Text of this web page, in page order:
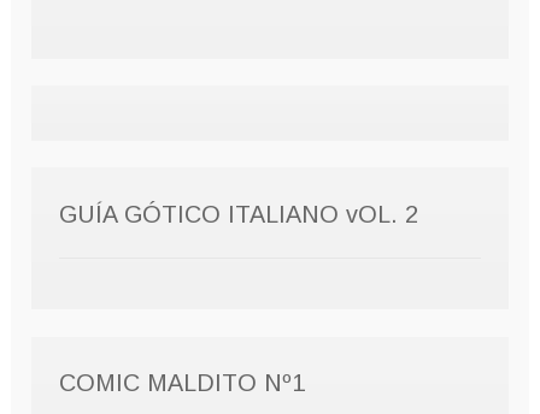
GUÍA GÓTICO ITALIANO vOL. 2
COMIC MALDITO Nº1